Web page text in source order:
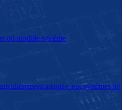
ou module système
adaptée aux systèmes de